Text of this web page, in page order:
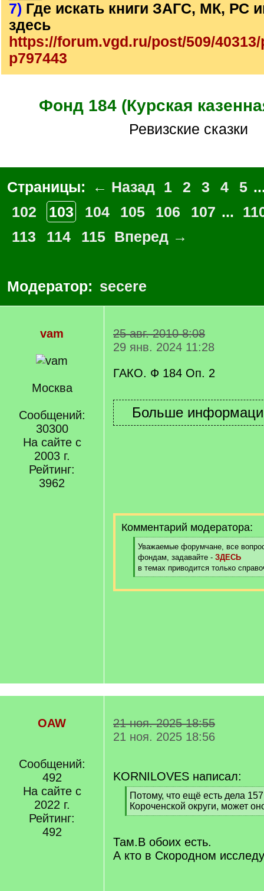
7) Где искать книги ЗАГС, МК, РС
здесь
https://forum.vgd.ru/post/509/
p797443
Фонд 184 (Курская
Ревизские сказки
Страницы: ← Назад 1 2 3 4 5
102
103 104 105 106 107 ...
113
114 115 Вперед →
Модератор: secere
vam
Москва
Сообщений:
30300
На сайте с
2003 г.
Рейтинг:
3962
25 авг. 2010 8:08
29 янв. 2024 11:28
ГАКО. Ф 184 Оп. 2
Комментарий модератора:
[
q
]
Уважаемые форумчане, все
фондам, задавайте - ЗДЕСЬ
в темах приводится только
[
/
OAW
Сообщений:
492
На сайте с
2022 г.
Рейтинг:
492
21 ноя. 2025 18:55
21 ноя. 2025 18:56
KORNILOVES написал:
[
q
]
Потому, что ещё есть дела
Короченской округи, может
[
q
]
Там.В обоих есть.
А кто в Скородном